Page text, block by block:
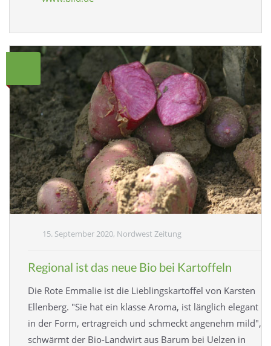
15. September 2020, Nordwest Zeitung
Regional ist das neue Bio bei Kartoffeln
Die Rote Emmalie ist die Lieblingskartoffel von Karsten
Ellenberg. "Sie hat ein klasse Aroma, ist länglich elegant
in der Form, ertragreich und schmeckt angenehm mild",
schwärmt der Bio-Landwirt aus Barum bei Uelzen in